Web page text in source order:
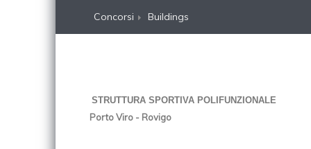
Concorsi Buildings
STRUTTURA SPORTIVA POLIFUNZIONALE
Porto Viro - Rovigo